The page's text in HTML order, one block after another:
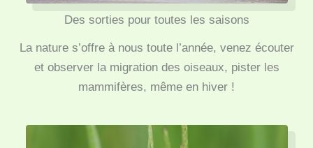
Des sorties pour toutes les saisons
La nature s’offre à nous toute l’année, venez écouter
et observer la migration des oiseaux, pister les
mammifères, même en hiver !